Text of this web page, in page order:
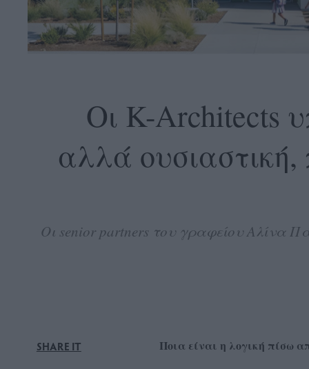
Oι K-Architects
αλλά
Οι senior partners του γραφείου Αλίνα
SHARE IT Ποια είναι η λογική πίσω